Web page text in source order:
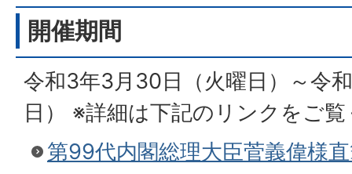
開催期間
令和3年3月30日（火曜日）～令
日） ※詳細は下記のリンクをご
第99代内閣総理大臣菅義偉様